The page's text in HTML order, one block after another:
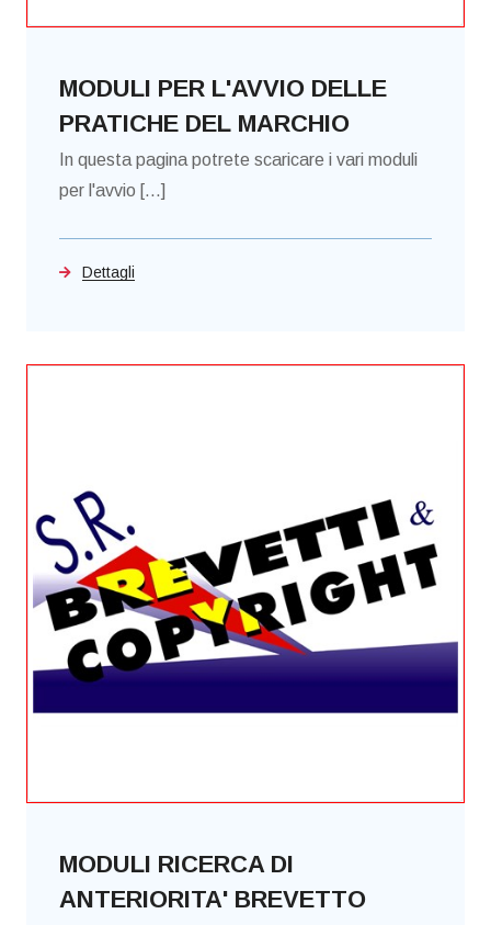
MODULI PER L'AVVIO DELLE
PRATICHE DEL MARCHIO
In questa pagina potrete scaricare i vari moduli
per l'avvio [...]
Dettagli
MODULI RICERCA DI
ANTERIORITA' BREVETTO